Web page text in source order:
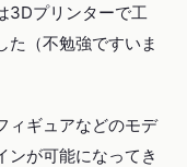
3Dプリンターで工
た（不勉強ですいま
ィギュアなどのモデ
ンが可能になってき